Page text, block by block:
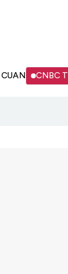
CNBC